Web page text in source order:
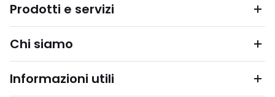
Prodotti e servizi
Chi siamo
Informazioni utili